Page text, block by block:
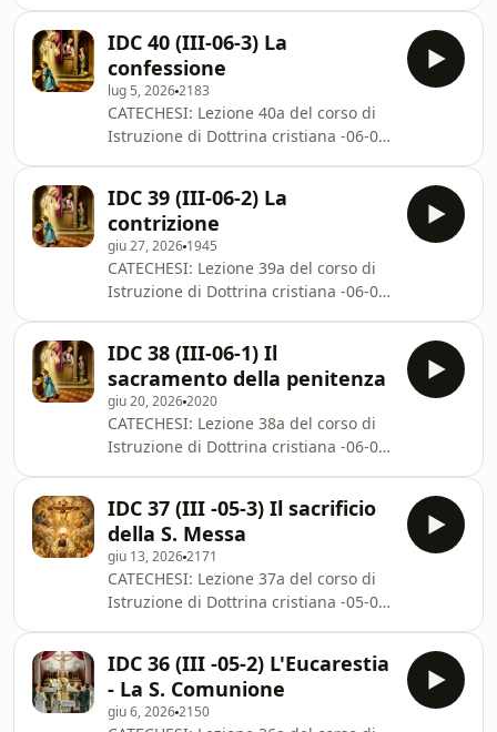
313-320; CIC 998-1007.Testo base:
BOULENGER A., La dottrina cattolica
vol. 3, Ed. SEI
Bernardino M. Abate (2026).LA
SODDISFAZIONEDefinizioneSpecieNecessitàDoveri
del confessoreDoveri del penitenteLe
indulgenzeCatechismo: CSPX 355-391;
CC 1420-1498; CCC 296-312; CIC 959-
997.Testo base: BOULENGER A., La
dottrina cattolica vol. 3, Ed.
IDC 40 (III-06-3) La
confessione
lug 5, 20262183
CATECHESI: Lezione 40a del corso di
Istruzione di Dottrina cristiana -06-03
Bernardino M. Abate (2026).LA
CONFESSIONEDefinizioneSpecieIstituzione
divinaQualitàIntegritàDoveri del
confessoreCatechismo: CSPX 346-354;
CC 1322-1419; CCC 280-281; CIC 912-
958.Testo base: BOULENGER A., La
dottrina cattolica vol. 3, Ed. SEI,
IDC 39 (III-06-2) La
contrizione
giu 27, 2026 1945
CATECHESI: Lezione 39a del corso di
Istruzione di Dottrina cristiana -06-02
Bernardino M. Abate (2026).LA
CSPX 346-354; CC 1322-1419; CCC
280-281; CIC 912-958.Testo base:
BOULENGER A., La dottrina cattolica
vol. 3, Ed. SEI, pp.134-142. Video
IDC 38 (III-06-1) Il
sacramento della penitenza
giu 20, 20262020
CATECHESI: Lezione 38a del corso di
Istruzione di Dottrina cristiana -06-01
Bernardino M. Abate (2026).IL
SACRAMENTO DELLA PENITENZASue
relazioni con la virtù della
penitenzaEsistenza Segno
sensibileNecessitàEffetti Ministro
CSPX 346-354; CC 1322-1419; CCC
280-281; CIC 912-958.Testo base:
BOULENGER A., La
IDC 37 (III -05-3) Il sacrificio
della S. Messa
giu 13, 20262171
CATECHESI: Lezione 37a del corso di
Istruzione di Dottrina cristiana -05-03
Bernardino M. Abate (2026).IL
SACRIFICIO DELLA S. MESSAIl
sacrificio in generaleSpecieEsistenza
IDC 36 (III -05-2) L'Eucarestia
- La S. Comunione
giu 6, 20262150